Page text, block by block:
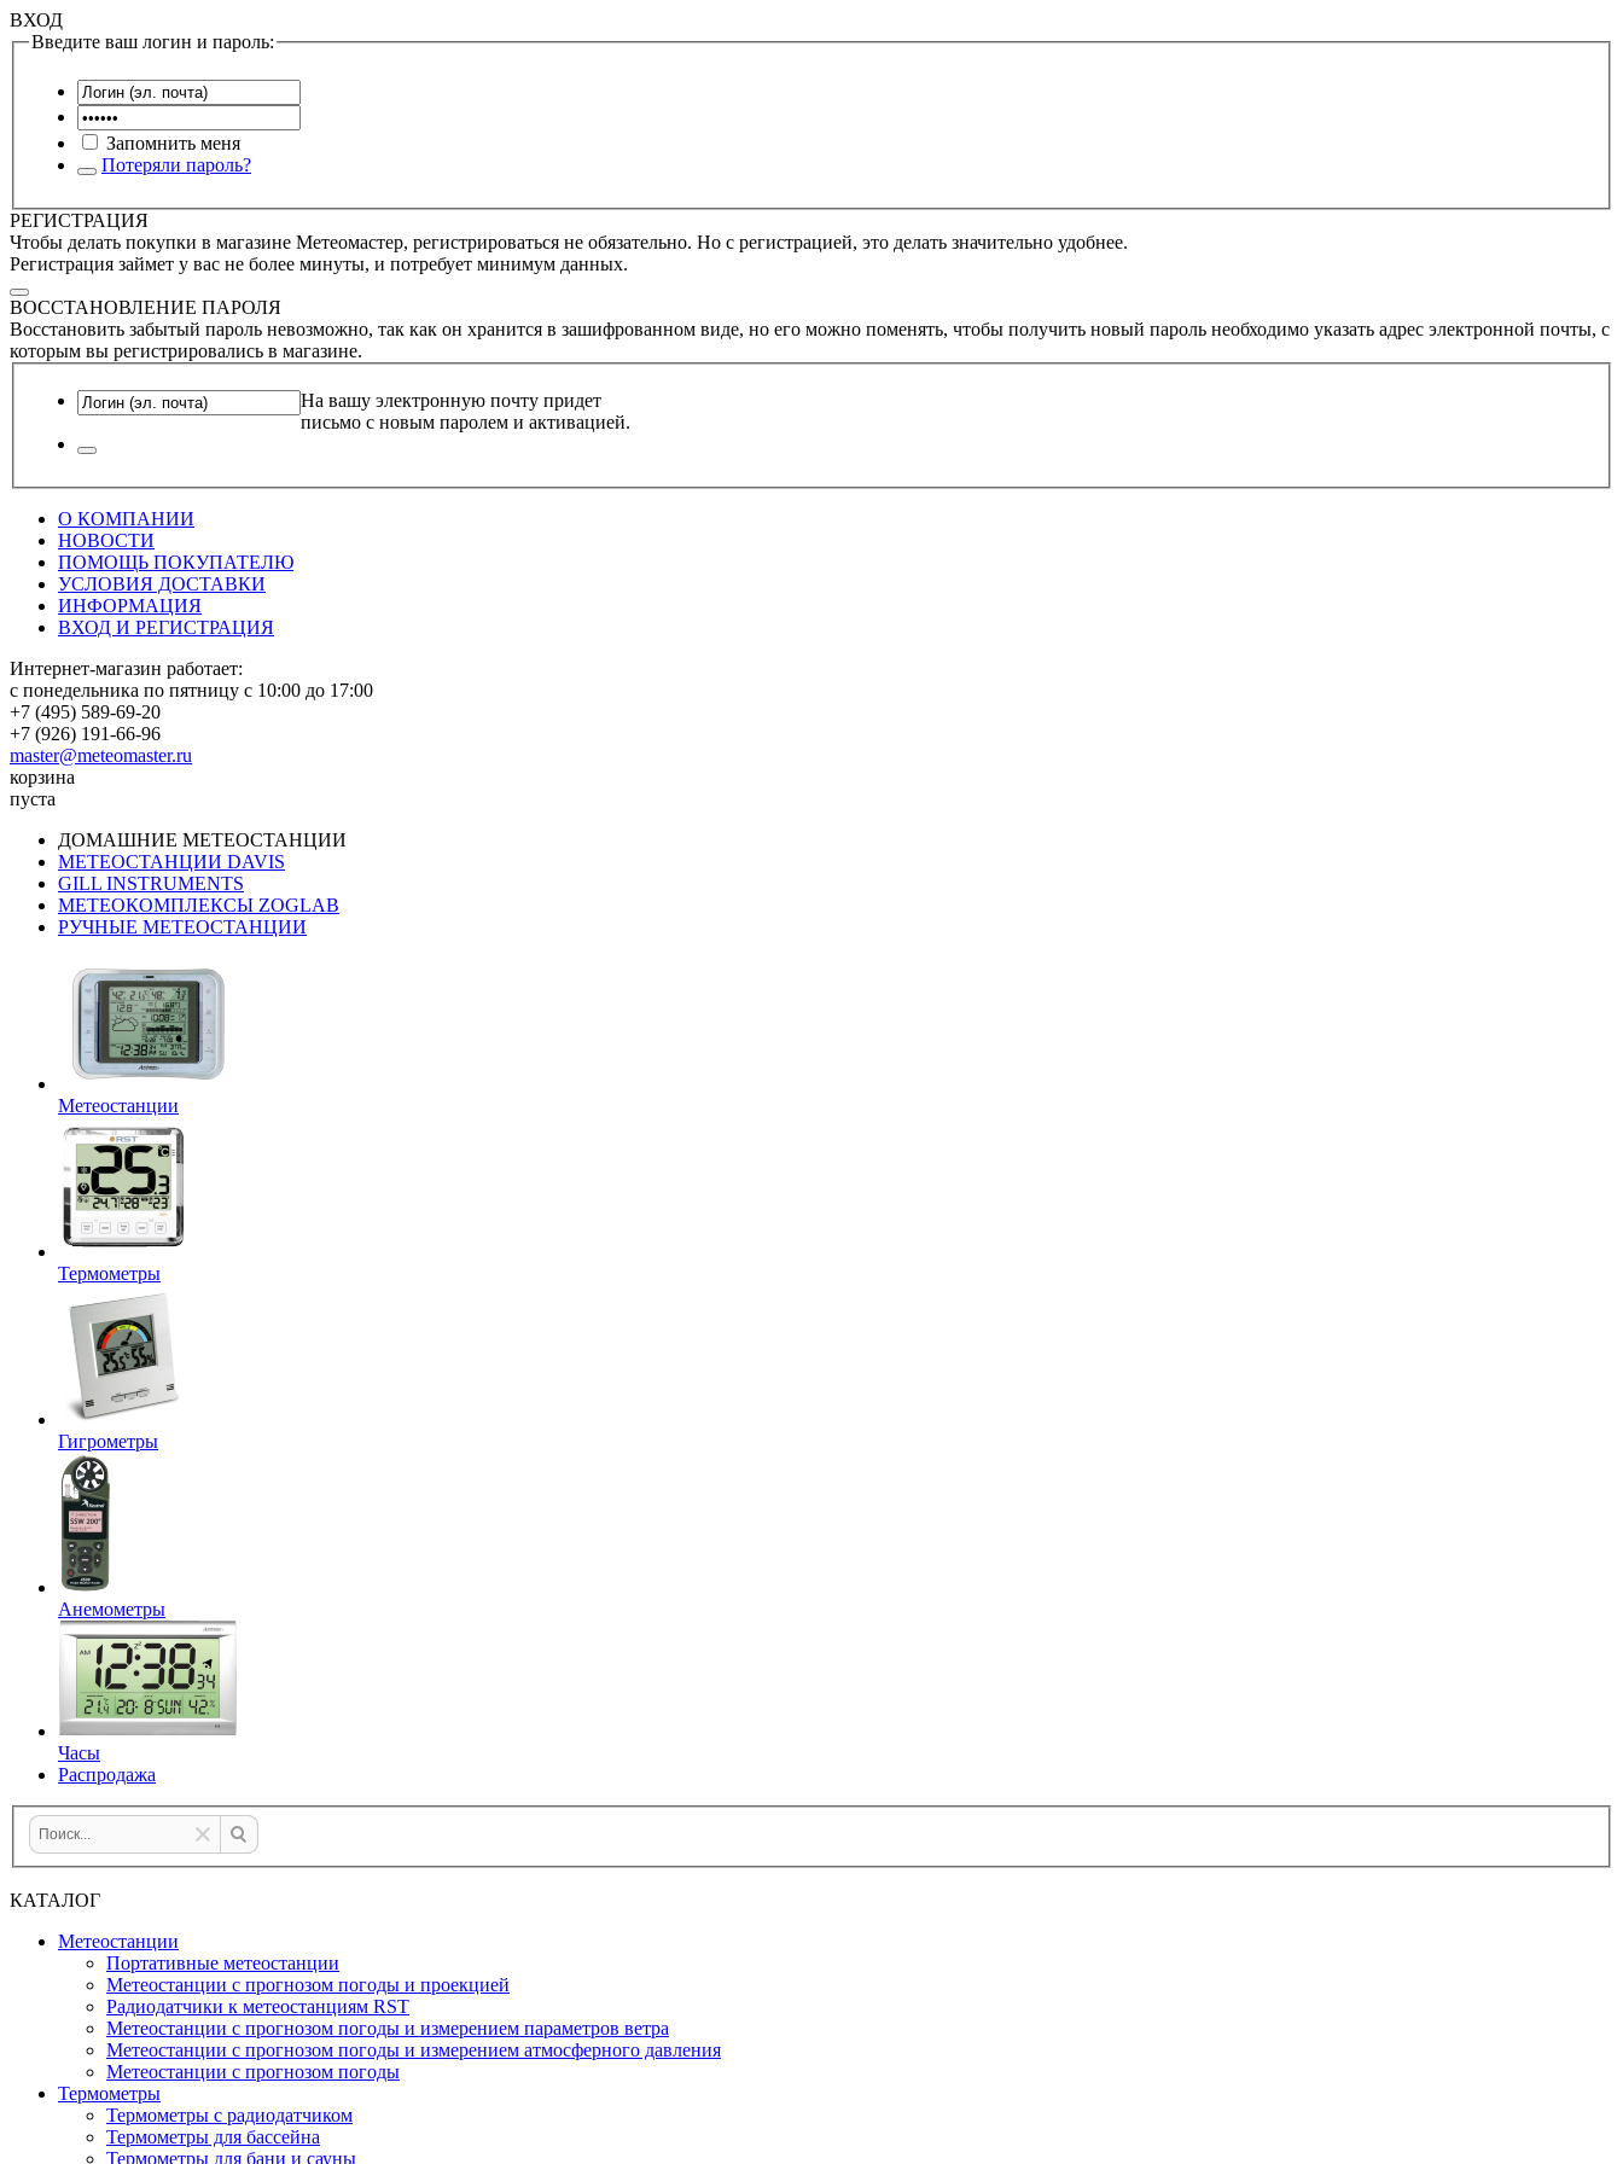
ВХОД
Введите ваш логин и пароль:
Запомнить меня
Потеряли пароль?
РЕГИСТРАЦИЯ
Чтобы делать покупки в магазине Метеомастер, регистрироваться не обязательно. Но с регистрацией, это делать значительно удобнее.
Регистрация займет у вас не более минуты, и потребует минимум данных.
ВОССТАНОВЛЕНИЕ ПАРОЛЯ
Восстановить забытый пароль невозможно, так как он хранится в зашифрованном виде, но его можно поменять, чтобы получить новый пароль необходимо указать адрес электронной почты, с
которым вы регистрировались в магазине.
На вашу электронную почту придет
письмо с новым паролем и активацией.
О КОМПАНИИ
НОВОСТИ
ПОМОЩЬ ПОКУПАТЕЛЮ
УСЛОВИЯ ДОСТАВКИ
ИНФОРМАЦИЯ
ВХОД И РЕГИСТРАЦИЯ
Интернет-магазин работает:
с понедельника по пятницу с 10:00 до 17:00
+7 (495) 589-69-20
+7 (926) 191-66-96
master@meteomaster.ru
корзина
пуста
ДОМАШНИЕ МЕТЕОСТАНЦИИ
МЕТЕОСТАНЦИИ DAVIS
GILL INSTRUMENTS
МЕТЕОКОМПЛЕКСЫ ZOGLAB
РУЧНЫЕ МЕТЕОСТАНЦИИ
Метеостанции
Термометры
Гигрометры
Анемометры
Часы
Распродажа
КАТАЛОГ
Метеостанции
Портативные метеостанции
Метеостанции с прогнозом погоды и проекцией
Радиодатчики к метеостанциям RST
Метеостанции с прогнозом погоды и измерением параметров ветра
Метеостанции с прогнозом погоды и измерением атмосферного давления
Метеостанции с прогнозом погоды
Термометры
Термометры с радиодатчиком
Термометры для бассейна
Термометры для бани и сауны